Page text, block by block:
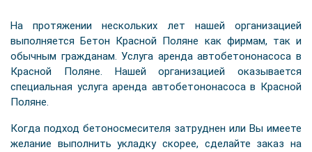
На протяжении нескольких лет нашей организацией
выполняется Бетон Красной Поляне как фирмам, так и
обычным гражданам. Услуга аренда автобетононасоса в
Красной Поляне. Нашей организацией оказывается
специальная услуга аренда автобетононасоса в Красной
Поляне.
Когда подход бетоносмесителя затруднен или Вы имеете
желание выполнить укладку скорее, сделайте заказ на